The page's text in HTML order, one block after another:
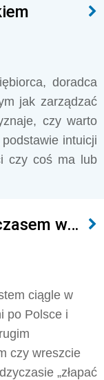
doradca
jak zarządzać
czy warto
intuicji
czy coś ma lub
w…
ciągle w
po Polsce i
czy wreszcie
„złapać